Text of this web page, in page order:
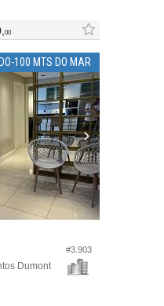
00
100 MTS DO MAR
#3.903
Dumont